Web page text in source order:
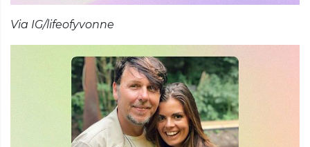
Via IG/lifeofyvonne